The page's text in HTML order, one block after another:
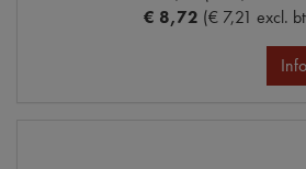
€ 8,72 (€ 7,21 excl.
Info